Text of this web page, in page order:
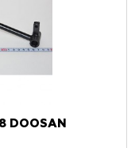
DOOSAN